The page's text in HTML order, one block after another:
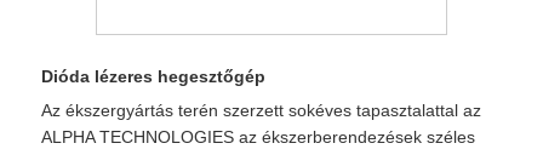
Dióda lézeres hegesztőgép
Az ékszergyártás terén szerzett sokéves tapasztalattal az
ALPHA TECHNOLOGIES az ékszerberendezések széles